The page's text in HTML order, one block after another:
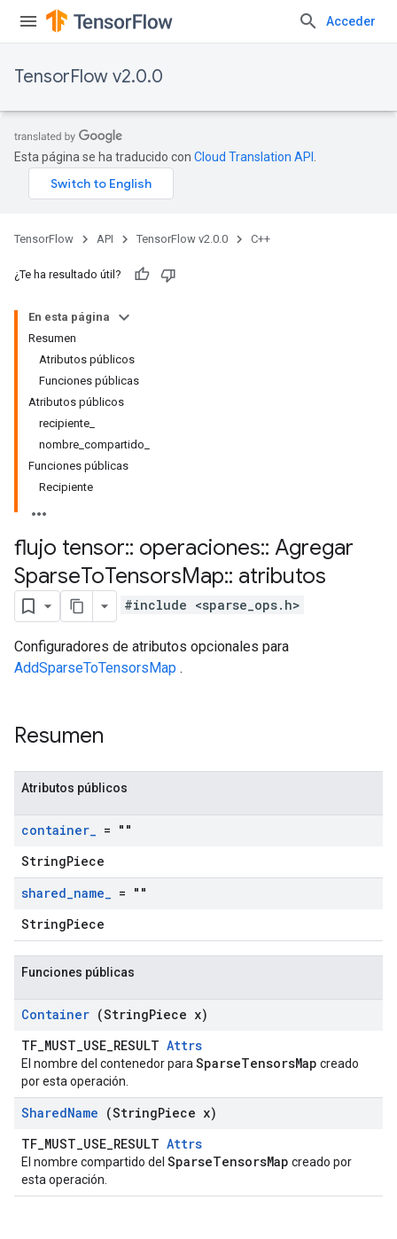
Acceder
TensorFlow v2.0.0
Esta página se ha traducido con Cloud Translation API
TensorFlow API TensorFlow v2.0.0 C++
¿Te ha resultado útil?
En esta página
Resumen
Atributos públicos
Funciones públicas
Atributos públicos
recipiente_
nombre_compartido_
Funciones públicas
Recipiente
flujo tensor:: operaciones:: Agregar
SparseToTensorsMap:: atributos
#include <sparse_ops.h>
Configuradores de atributos opcionales para
AddSparseToTensorsMap .
Resumen
Atributos públicos
container_ = ""
StringPiece
shared_name_ = ""
StringPiece
Funciones públicas
Container (StringPiece x)
TF_MUST_USE_RESULT Attrs
El nombre del contenedor para SparseTensorsMap creado
por esta operación.
SharedName (StringPiece x)
TF_MUST_USE_RESULT Attrs
El nombre compartido del SparseTensorsMap creado por
esta operación.